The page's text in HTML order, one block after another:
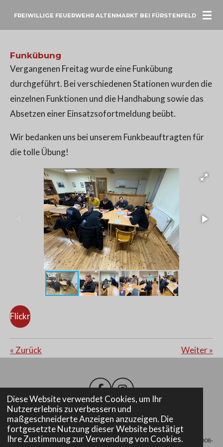
Diese Website verwendet Cookies, um Ihr
Nutzererlebnis zu verbessern und
maßgeschneiderte Anzeigen anzuzeigen. Die
fortgesetzte Nutzung dieser Website bestätigt
Ihre Zustimmung zur Verwendung von Cookies.
ZumFREIWILLIGE FEUERWEHR ALTENMARKT BEI FÜRSTENFELD
Funkübung
Vergangenen Freitag wurde eine Funkübung
durchgeführt. Bei verschiedenen Stationen wurden die
einzelnen Funktionen und die Handhabung sowie das
Absetzen einer Einsatzsofortmeldung beübt.
Wir bedanken uns bei unserem Funkbeauftragten für
die tolle Übung!
Flickr
« Zurück Weiter»
a
c
e
b
o
n
s
t
a
g
Impressum
© 2008-